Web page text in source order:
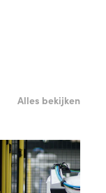
Alles bekijken